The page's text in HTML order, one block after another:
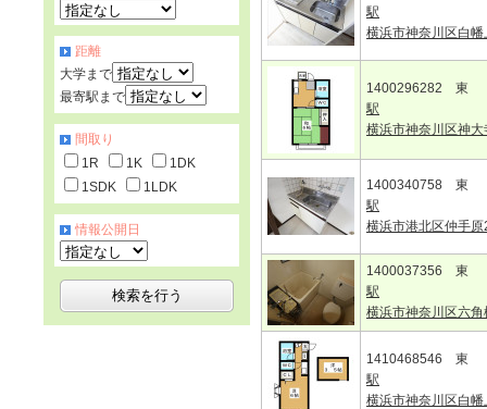
駅
横浜市神奈川区白幡
1400296282 東
駅
横浜市神奈川区神
1400340758 東
駅
横浜市港北区仲手原
1400037356 東
駅
横浜市神奈川区六角
1410468546 東
駅
横浜市神奈川区白幡
距離
大学まで
最寄駅まで
間取り
1R
1K
1DK
1SDK
1LDK
情報公開日